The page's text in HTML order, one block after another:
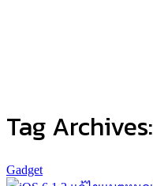
Tag Archives:
Gadget